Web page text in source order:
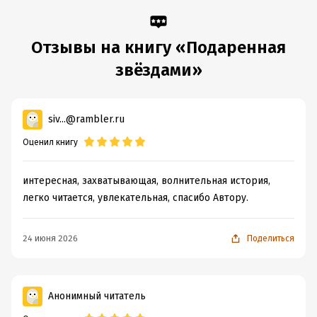
Отзывы на книгу «Подаренная
звёздами»
siv...@rambler.ru
Оценил книгу
интересная, захватывающая, волнительная история,
легко читается, увлекательная, спасибо Автору.
24 июня 2026 Поделиться
Анонимный читатель